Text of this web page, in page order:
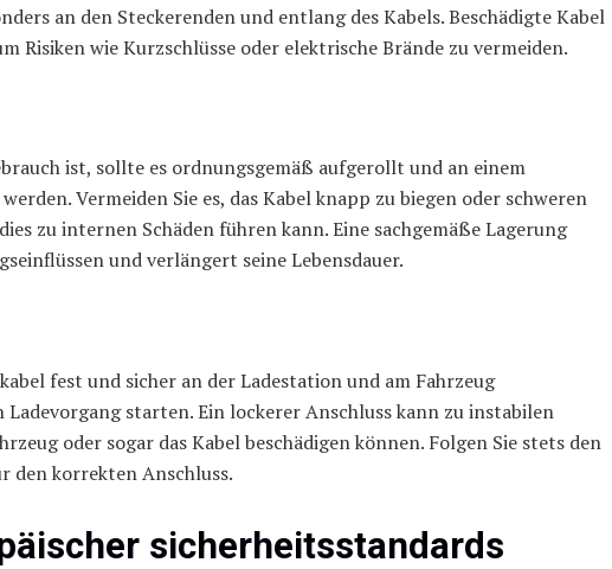
an den Steckerenden und entlang des Kabels. Beschädigte Kabel
Risiken wie Kurzschlüsse oder elektrische Brände zu vermeiden.
ist, sollte es ordnungsgemäß aufgerollt und an einem
Vermeiden Sie es, das Kabel knapp zu biegen oder schweren
zu internen Schäden führen kann. Eine sachgemäße Lagerung
und verlängert seine Lebensdauer.
fest und sicher an der Ladestation und am Fahrzeug
Ladevorgang starten. Ein lockerer Anschluss kann zu instabilen
oder sogar das Kabel beschädigen können. Folgen Sie stets den
den korrekten Anschluss.
sicherheitsstandards